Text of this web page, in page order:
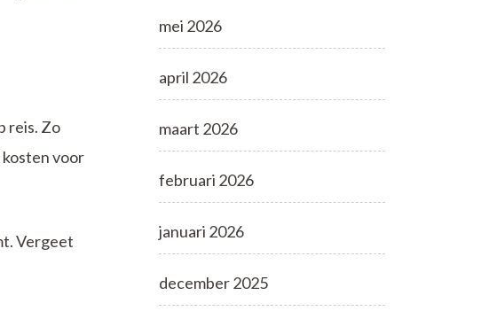
reis. Zo
voor
Vergeet
mei 2026
april 2026
maart 2026
februari 2026
januari 2026
december 2025